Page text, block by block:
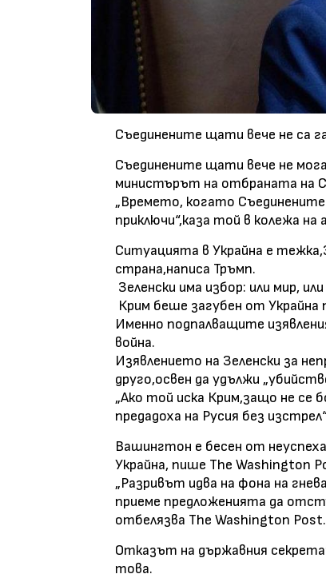
Съединените щати вече не са
Съединените щати вече не
министърът на отбраната на
„Времето, когато
приключи“,каза той в колежа
Ситуацията в Украйна е
страна,написа Тръмп.
Зеленски има избор: или мир,
Крим беше загубен от Украйна
Именно подпалващите
война.
Изявлението на Зеленски за
друго,освен да удължи
„Ако той иска Крим,защо не се
предадоха на Русия без
Вашингтон е бесен от
Украйна, пише The Washington
„Разривът идва на фона на
приеме предложенията да
отбелязва The Washington Post.
Отказът на държавния
това.